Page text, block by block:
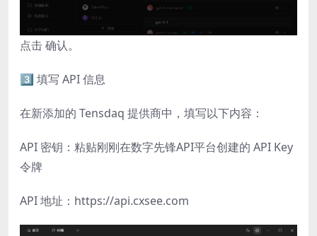
点击 确认。
3️⃣ 填写 API 信息
在新添加的 Tensdaq 提供商中，填写以下内容：
API 密钥：粘贴刚刚在数字先锋API平台创建的 API Key
令牌
API 地址：https://api.cxsee.com